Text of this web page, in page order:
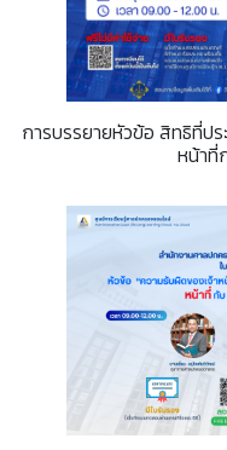
การบรรยายหัวข้อ สิทธิที่ปร
หน้าที่